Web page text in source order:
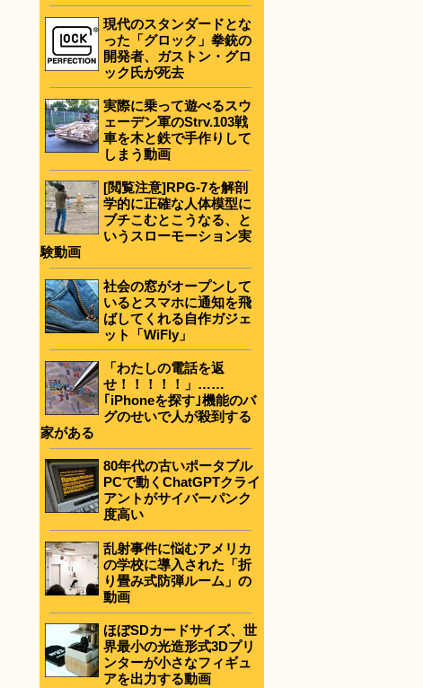
現代のスタンダードとな
った「グロック」拳銃の
開発者、ガストン・グロ
ック氏が死去
実際に乗って遊べるスウ
ェーデン軍のStrv.103戦
車を木と鉄で手作りして
しまう動画
[閲覧注意]RPG-7を解剖
学的に正確な人体模型に
ブチこむとこうなる、と
いうスローモーション実
験動画
社会の窓がオープンして
いるとスマホに通知を飛
ばしてくれる自作ガジェ
ット「WiFly」
「わたしの電話を返
せ！！！！！」……
｢iPhoneを探す｣機能のバ
グのせいで人が殺到する
家がある
80年代の古いポータブル
PCで動くChatGPTクライ
アントがサイバーパンク
度高い
乱射事件に悩むアメリカ
の学校に導入された「折
り畳み式防弾ルーム」の
動画
ほぼSDカードサイズ、世
界最小の光造形式3Dプリ
ンターが小さなフィギュ
アを出力する動画